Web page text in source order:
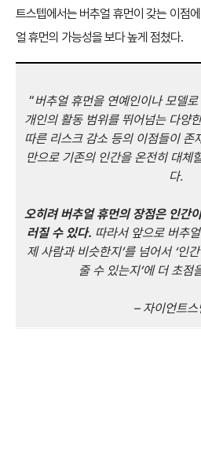
트스텝에서는 버추얼 휴먼이 갖는 이점
얼 휴먼의 가능성을 보다 높게 점쳤다.
“버추얼 휴먼을 연예인이나 모델
개인의 활동 범위를 뛰어넘는 다양
따른 리스크 감소 등의 이점들이 존
만으로 기존의 인간을 온전히 대체
다.
오히려 버추얼 휴먼의 장점은 인간
러질 수 있다. 따라서 앞으로 버추
제 사람과 비슷한지’를 넘어서 ‘인
줄 수 있는지’에 더 초점
– 자이언트스